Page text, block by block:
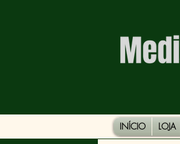
INÍCIO LOJA